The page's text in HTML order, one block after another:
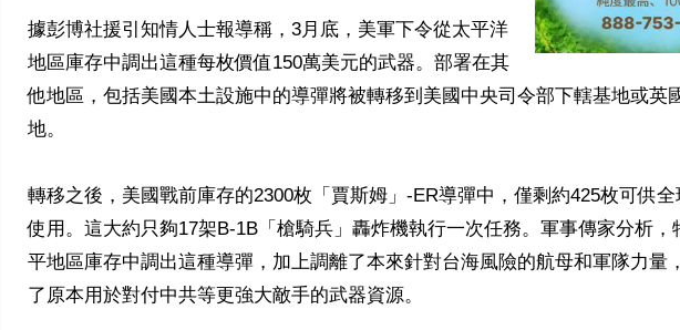
據彭博社援引知情人士報導稱，3月底，美軍下令從太平洋
地區庫存中調出這種每枚價值150萬美元的武器。部署在其
他地區，包括美國本土設施中的導彈將被轉移到美國中央司令部下轄基地或英
地。
轉移之後，美國戰前庫存的2300枚「賈斯姆」-ER導彈中，僅剩約425枚可供
使用。這大約只夠17架B-1B「槍騎兵」轟炸機執行一次任務。軍事傳家分析，
平地區庫存中調出這種導彈，加上調離了本來針對台海風險的航母和軍隊力量
了原本用於對付中共等更強大敵手的武器資源。